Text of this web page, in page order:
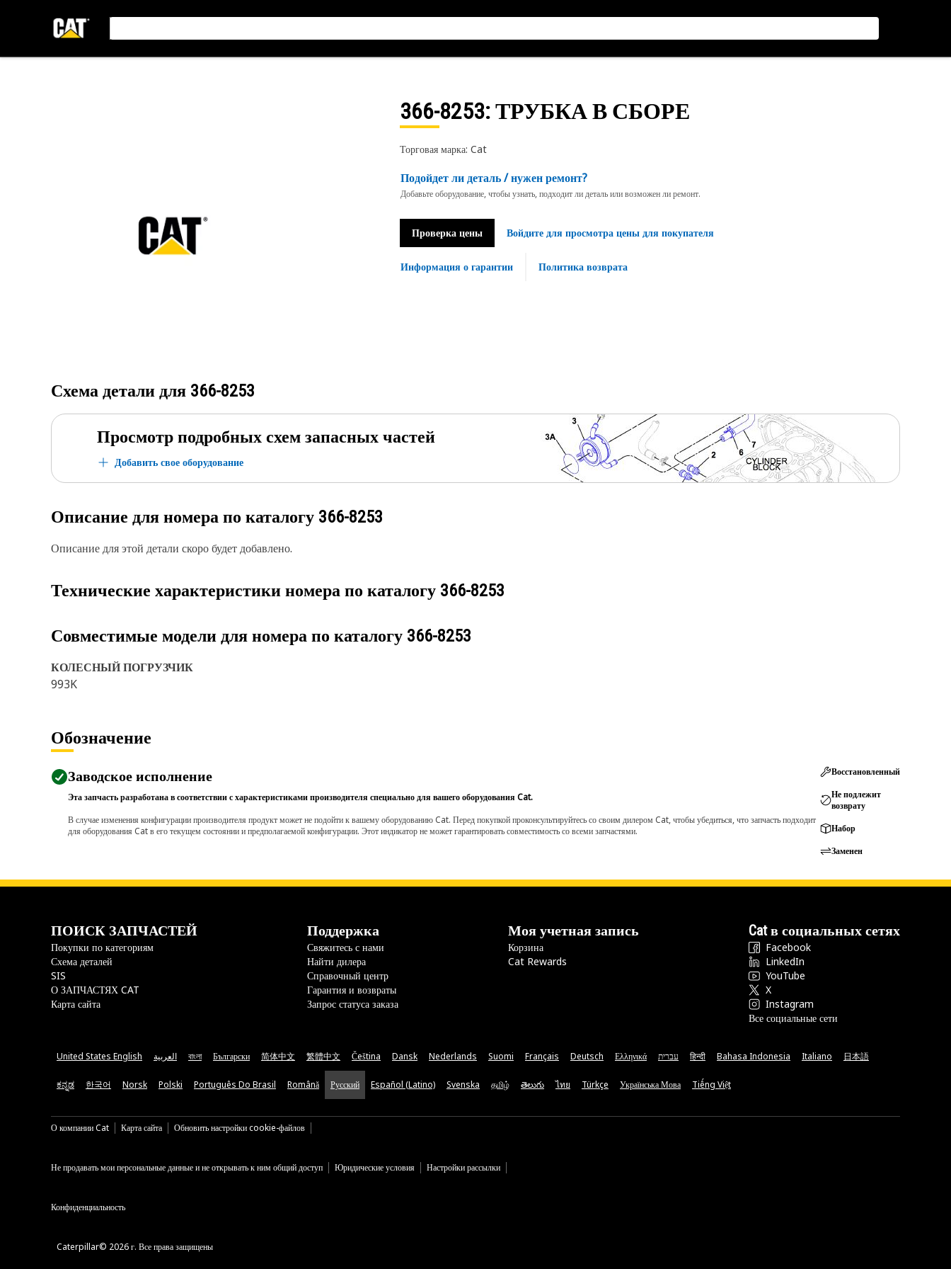
366-8253: ТРУБКА В СБОРЕ
Торговая марка: Cat
Подойдет ли деталь / нужен ремонт?
Добавьте оборудование, чтобы узнать, подходит ли деталь или возможен ли ремонт.
Проверка цены Войдите для просмотра цены для покупателя
Информация о гарантии Политика возврата
Схема детали для 366-8253
Просмотр подробных схем запасных частей
Добавить свое оборудование
Описание для номера по каталогу 366-8253
Описание для этой детали скоро будет добавлено.
Технические характеристики номера по каталогу 366-8253
Совместимые модели для номера по каталогу 366-8253
КОЛЕСНЫЙ ПОГРУЗЧИК
993K
Обозначение
Заводское исполнение
Эта запчасть разработана в соответствии с характеристиками производителя специально для вашего оборудования Cat.
В случае изменения конфигурации производителя продукт может не подойти к вашему оборудованию Cat. Перед покупкой проконсультируйтесь со своим дилером Cat, чтобы убедиться, что запчасть подходит
для оборудования Cat в его текущем состоянии и предполагаемой конфигурации. Этот индикатор не может гарантировать совместимость со всеми запчастями.
Восстановленный
Не подлежит
возврату
Набор
Заменен
ПОИСК ЗАПЧАСТЕЙ
Покупки по категориям
Схема деталей
SIS
О ЗАПЧАСТЯХ CAT
Карта сайта
Поддержка
Свяжитесь с нами
Найти дилера
Справочный центр
Гарантия и возвраты
Запрос статуса заказа
Моя учетная запись
Корзина
Cat Rewards
Cat в социальных сетях
Facebook
LinkedIn
YouTube
X
Instagram
Все социальные сети
United States English العربية বাংলা Български 简体中文 繁體中文 Čeština Dansk Nederlands Suomi Français Deutsch Ελληνικά עברית हिन्दी Bahasa Indonesia Italiano 日本語
ಕನ್ನಡ 한국어 Norsk Polski Português Do Brasil Română Русский Español (Latino) Svenska தமிழ் తెలుగు ไทย Türkçe Українська Мова Tiếng Việt
О компании Cat Карта сайта Обновить настройки cookie-файлов
Не продавать мои персональные данные и не открывать к ним общий доступ Юридические условия Настройки рассылки
Конфиденциальность
Caterpillar© 2026 г. Все права защищены